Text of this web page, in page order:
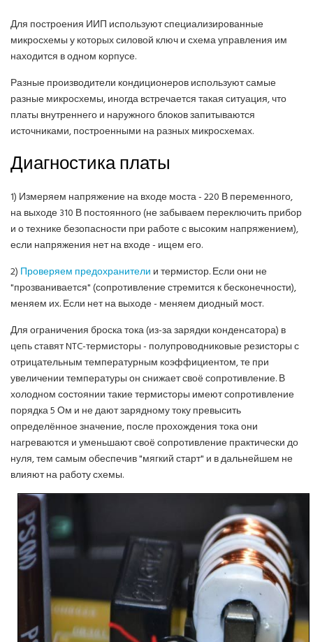
Для построения ИИП используют специализированные
микросхемы у которых силовой ключ и схема управления им
находится в одном корпусе.
Разные производители кондиционеров используют самые
разные микросхемы, иногда встречается такая ситуация, что
платы внутреннего и наружного блоков запитываются
источниками, построенными на разных микросхемах.
Диагностика платы
1) Измеряем напряжение на входе моста - 220 В переменного,
на выходе 310 В постоянного (не забываем переключить прибор
и о технике безопасности при работе с высоким напряжением),
если напряжения нет на входе - ищем его.
2) Проверяем предохранители и термистор. Если они не
"прозванивается" (сопротивление стремится к бесконечности),
меняем их. Если нет на выходе - меняем диодный мост.
Для ограничения броска тока (из-за зарядки конденсатора) в
цепь ставят NTC-термисторы - полупроводниковые резисторы с
отрицательным температурным коэффициентом, те при
увеличении температуры он снижает своё сопротивление. В
холодном состоянии такие термисторы имеют сопротивление
порядка 5 Ом и не дают зарядному току превысить
определённое значение, после прохождения тока они
нагреваются и уменьшают своё сопротивление практически до
нуля, тем самым обеспечив "мягкий старт" и в дальнейшем не
влияют на работу схемы.